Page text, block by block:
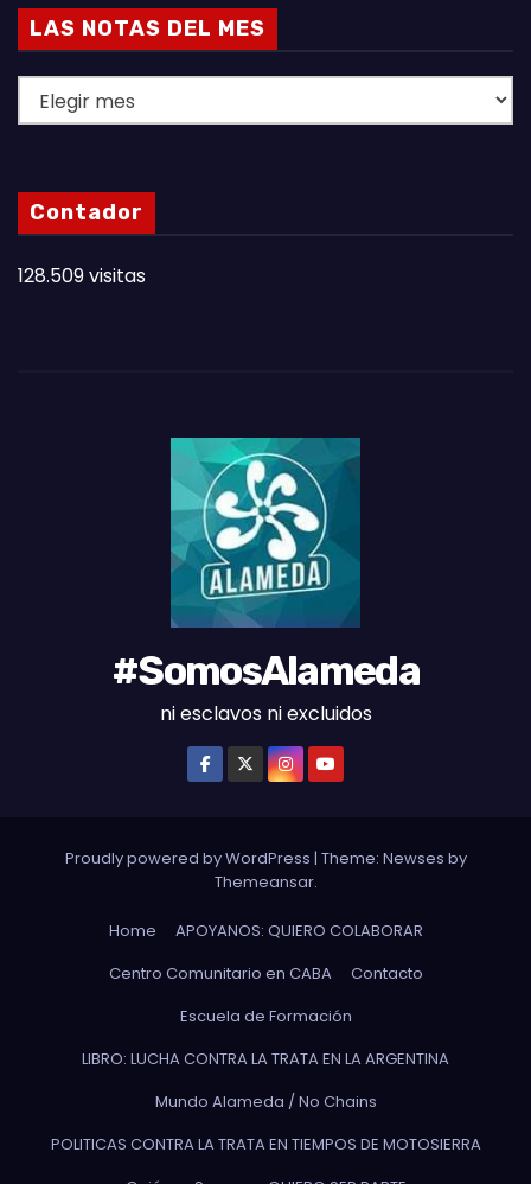
LAS NOTAS DEL MES
A
N
O
A
Contador
128.509 visitas
#SomosAlameda
ni esclavos ni excluidos
Proudly powered by WordPress | Theme: Newses by
Themeansar.
Home
APOYANOS: QUIERO COLABORAR
Centro Comunitario en CABA
Contacto
Escuela de Formación
LIBRO: LUCHA CONTRA LA TRATA EN LA ARGENTINA
Mundo Alameda / No Chains
POLITICAS CONTRA LA TRATA EN TIEMPOS DE MOTOSIERRA